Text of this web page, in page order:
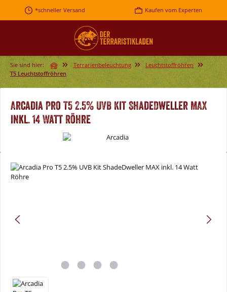
Zum Hauptinhalt springen
*schneller Versand Kaufen vom Experten
Sie sind hier: Terrarienbeleuchtung
Leuchtstoffröhren
T5 Leuchtstoffröhren
Arcadia Pro T5 2.5% UVB Kit ShadeDweller MAX
inkl. 14 Watt Röhre
Bildergalerie überspringen